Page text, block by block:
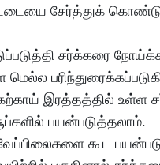
சேர்த்துக்
சர்க்கரை
இரத்தத்தில் உள்ள
பயன்படுத்தலாம்.
கூட